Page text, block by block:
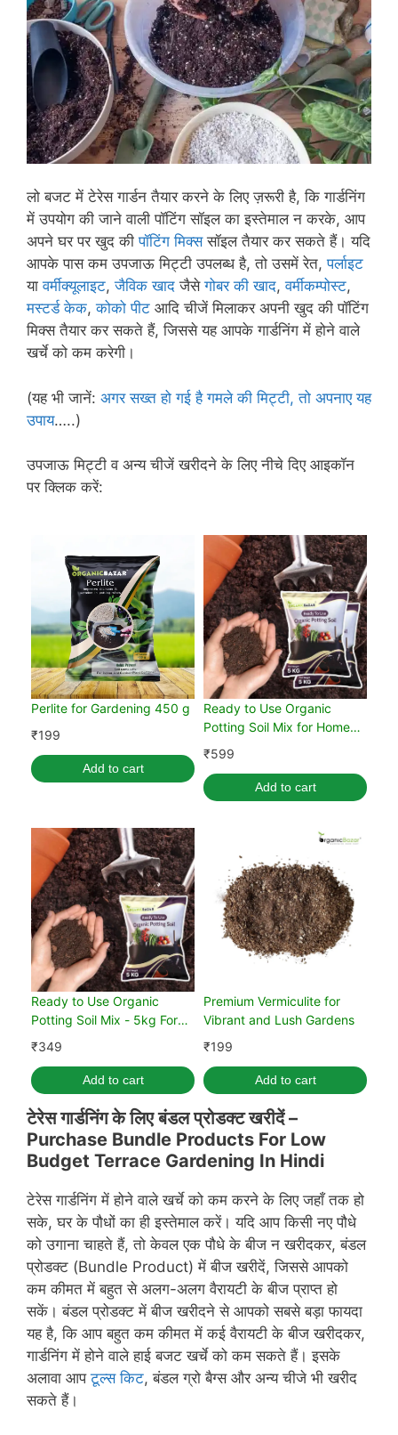
लो बजट में टेरेस गार्डन तैयार करने के लिए ज़रूरी है, कि गार्डनिंग
में उपयोग की जाने वाली पॉटिंग सॉइल का इस्तेमाल न करके, आप
अपने घर पर खुद कीपॉटिंग मिक्ससॉइल तैयार कर सकते हैं। यदि
आपके पास कम उपजाऊ मिट्टी उपलब्ध है, तो उसमें रेत,पर्लाइट
यावर्मीक्यूलाइट,जैविक खाद जैसेगोबर की खाद,वर्मीकम्पोस्ट,
मस्टर्ड केक,कोको पीट आदि चीजें मिलाकर अपनी खुद की पॉटिंग
मिक्स तैयार कर सकते हैं, जिससे यह आपके गार्डनिंग में होने वाले
खर्चे को कम करेगी।
(यह भी जानें: अगर सख्त हो गई है गमले की मिट्टी, तो अपनाए यह
उपाय…..)
उपजाऊ मिट्टी व अन्य चीजें खरीदने के लिए नीचे दिए आइकॉन
पर क्लिक करें:
Perlite for Gardening 450 g
₹199
Add to cart
Ready to Use Organic
Potting Soil Mix for Home
Gardening 10 kg
₹599
Add to cart
Ready to Use Organic
Potting Soil Mix - 5kg For
Home Gardening
₹349
Add to cart
Premium Vermiculite for
Vibrant and Lush Gardens
₹199
Add to cart
टेरेस गार्डनिंग के लिए बंडल प्रोडक्ट खरीदें –
Purchase Bundle Products For Low
Budget Terrace Gardening In Hindi
टेरेस गार्डनिंग में होने वाले खर्चे को कम करने के लिए जहाँ तक हो
सके, घर के पौधों का ही इस्तेमाल करें। यदि आप किसी नए पौधे
को उगाना चाहते हैं, तो केवल एक पौधे के बीज न खरीदकर, बंडल
प्रोडक्ट (Bundle Product) में बीज खरीदें, जिससे आपको
कम कीमत में बहुत से अलग-अलग वैरायटी के बीज प्राप्त हो
सकें। बंडल प्रोडक्ट में बीज खरीदने से आपको सबसे बड़ा फायदा
यह है, कि आप बहुत कम कीमत में कई वैरायटी के बीज खरीदकर,
गार्डनिंग में होने वाले हाई बजट खर्चे को कम सकते हैं। इसके
अलावा आपटूल्स किट, बंडल ग्रो बैग्स और अन्य चीजे भी खरीद
सकते हैं।